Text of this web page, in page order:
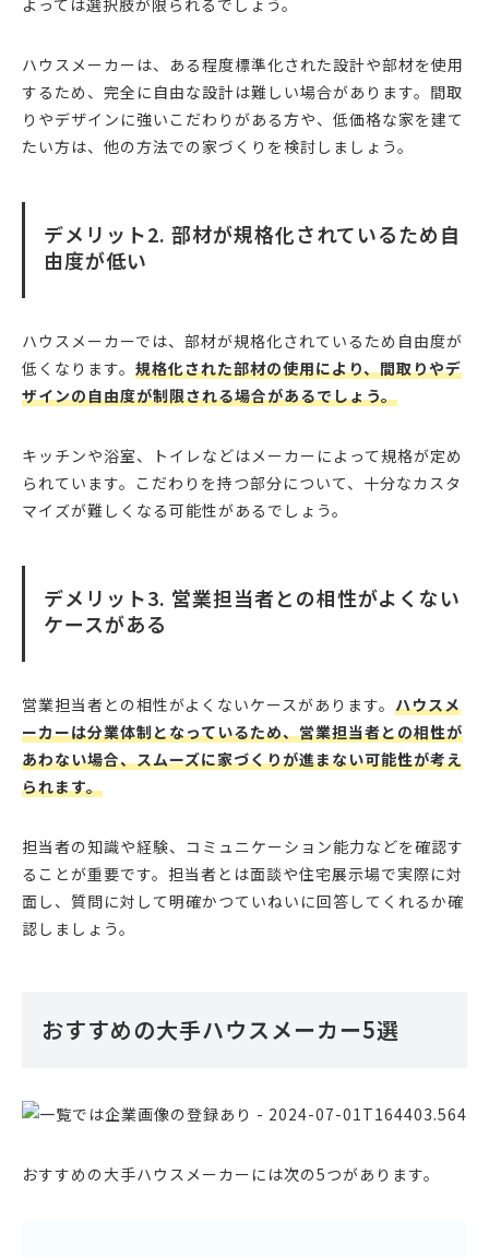
よっては選択肢が限られるでしょう。
ハウスメーカーは、ある程度標準化された設計や部材を使用
するため、完全に自由な設計は難しい場合があります。間取
りやデザインに強いこだわりがある方や、低価格な家を建て
たい方は、他の方法での家づくりを検討しましょう。
デメリット2. 部材が規格化されているため自
由度が低い
ハウスメーカーでは、部材が規格化されているため自由度が
低くなります。 規格化された部材の使用により、間取りやデ
ザインの自由度が制限される場合があるでしょう。
キッチンや浴室、トイレなどはメーカーによって規格が定め
られています。こだわりを持つ部分について、十分なカスタ
マイズが難しくなる可能性があるでしょう。
デメリット3. 営業担当者との相性がよくない
ケースがある
営業担当者との相性がよくないケースがあります。 ハウスメ
ーカーは分業体制となっているため、営業担当者との相性が
あわない場合、スムーズに家づくりが進まない可能性が考え
られます。
担当者の知識や経験、コミュニケーション能力などを確認す
ることが重要です。担当者とは面談や住宅展示場で実際に対
面し、質問に対して明確かつていねいに回答してくれるか確
認しましょう。
おすすめの大手ハウスメーカー5選
おすすめの大手ハウスメーカーには次の5つがあります。